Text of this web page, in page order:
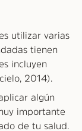
utilizar varias
tienen
incluyen
2014).
algún
importante
de tu salud.